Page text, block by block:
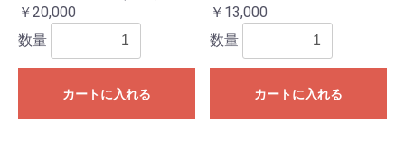
￥20,000
数量
カートに入れる
￥13,000
数量
カートに入れる